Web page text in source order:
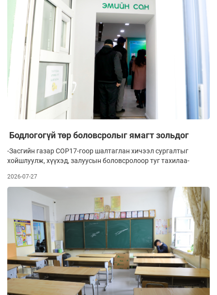
Бодлогогүй төр боловсролыг ямагт зольдог
-Засгийн газар COP17-гоор шалтаглан хичээл сургалтыг
хойшлуулж, хүүхэд, залуусын боловсролоор туг тахилаа-
2026-07-27